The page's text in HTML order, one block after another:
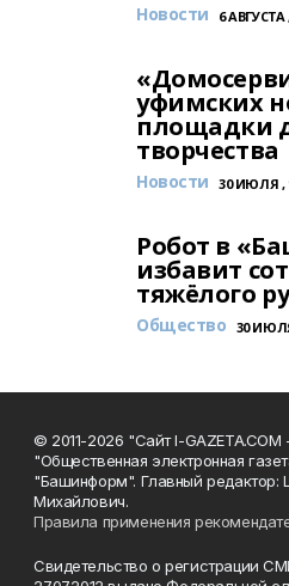
Новости 6 АВГУСТА
уфимских
площадки
творчества
Новости 30 ИЮЛЯ ,
Робот в
избавит
тяжёлого
Общество 30
© 2011-2026 "Сайт I-
"Общественная электронная
"Башинформ". Главный редактор:
Михайлович.
Правила применения
Свидетельство о регистрации